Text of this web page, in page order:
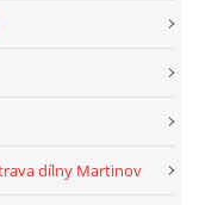
dílny Martinov